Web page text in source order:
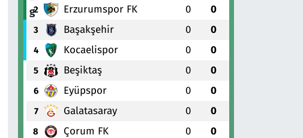
2 Erzurumspor FK 0 0
3 Başakşehir 0 0
4 Kocaelispor 0 0
5 Beşiktaş 0 0
6 Eyüpspor 0 0
7 Galatasaray 0 0
8 Çorum FK 0 0